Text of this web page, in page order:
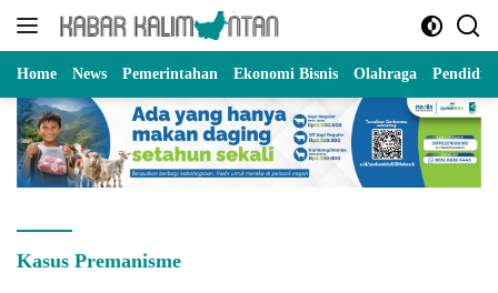
Langsung
Home News Pemerintahan Ekonomi Bisnis Olahraga
Kasus Premanisme